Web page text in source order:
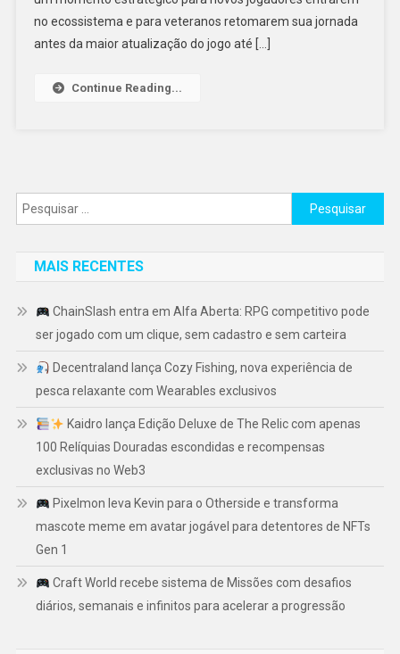
no ecossistema e para veteranos retomarem sua jornada
antes da maior atualização do jogo até […]
Continue Reading...
Pesquisar
por:
MAIS RECENTES
ChainSlash entra em Alfa Aberta: RPG competitivo pode
ser jogado com um clique, sem cadastro e sem carteira
Decentraland lança Cozy Fishing, nova experiência de
pesca relaxante com Wearables exclusivos
Kaidro lança Edição Deluxe de The Relic com apenas
100 Relíquias Douradas escondidas e recompensas
exclusivas no Web3
Pixelmon leva Kevin para o Otherside e transforma
mascote meme em avatar jogável para detentores de NFTs
Gen 1
Craft World recebe sistema de Missões com desafios
diários, semanais e infinitos para acelerar a progressão